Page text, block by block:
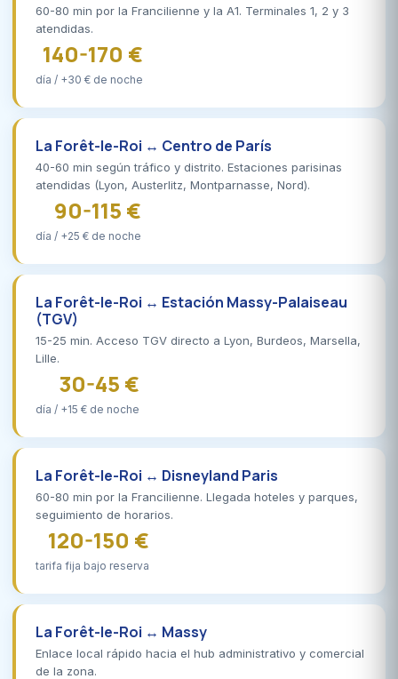
60-80 min por la Francilienne y la A1. Terminales 1, 2 y 3
atendidas.
140-170 €
día / +30 € de noche
La Forêt-le-Roi ↔ Centro de París
40-60 min según tráfico y distrito. Estaciones parisinas
atendidas (Lyon, Austerlitz, Montparnasse, Nord).
90-115 €
día / +25 € de noche
La Forêt-le-Roi ↔ Estación Massy-Palaiseau
(TGV)
15-25 min. Acceso TGV directo a Lyon, Burdeos, Marsella,
Lille.
30-45 €
día / +15 € de noche
La Forêt-le-Roi ↔ Disneyland Paris
60-80 min por la Francilienne. Llegada hoteles y parques,
seguimiento de horarios.
120-150 €
tarifa fija bajo reserva
La Forêt-le-Roi ↔ Massy
Enlace local rápido hacia el hub administrativo y comercial
de la zona.